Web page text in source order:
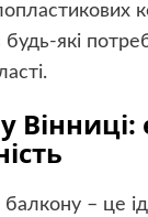
які
Вінниці:
балкону – це